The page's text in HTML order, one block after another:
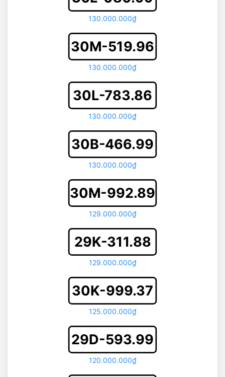
130.000.000₫
30M-519.96
130.000.000₫
30L-783.86
130.000.000₫
30B-466.99
130.000.000₫
30M-992.89
129.000.000₫
29K-311.88
129.000.000₫
30K-999.37
125.000.000₫
29D-593.99
120.000.000₫